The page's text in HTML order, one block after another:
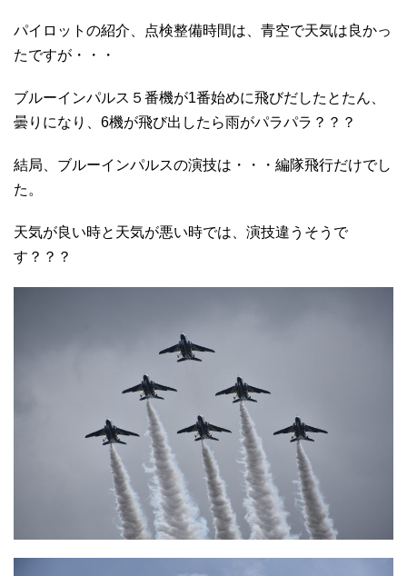
パイロットの紹介、点検整備時間は、青空で天気は良かっ
たですが・・・
ブルーインパルス５番機が1番始めに飛びだしたとたん、
曇りになり、6機が飛び出したら雨がパラパラ？？？
結局、ブルーインパルスの演技は・・・編隊飛行だけでし
た。
天気が良い時と天気が悪い時では、演技違うそうで
す？？？